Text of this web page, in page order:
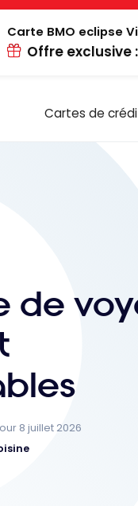
Carte BMO eclipse
Offre exclusive
Cartes de
de
8 juillet 2026